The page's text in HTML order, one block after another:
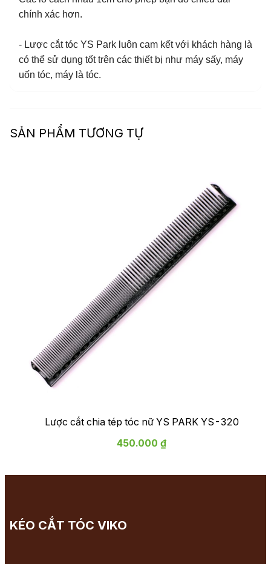
chính xác hơn.
- Lược cắt tóc YS Park luôn cam kết với khách hàng là
có thể sử dụng tốt trên các thiết bị như máy sấy, máy
uốn tóc, máy là tóc.
SẢN PHẨM TƯƠNG TỰ
Lược cắt chia tép tóc nữ YS PARK YS-320
450.000 ₫
KÉO CẮT TÓC VIKO